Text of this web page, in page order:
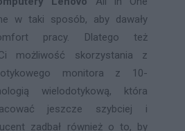
w taki sposób, aby dawały
pracy. Dlatego też
możliwość skorzystania z
monitora z 10-
wielodotykową, która
jeszcze szybciej i
zadbał również o to, by